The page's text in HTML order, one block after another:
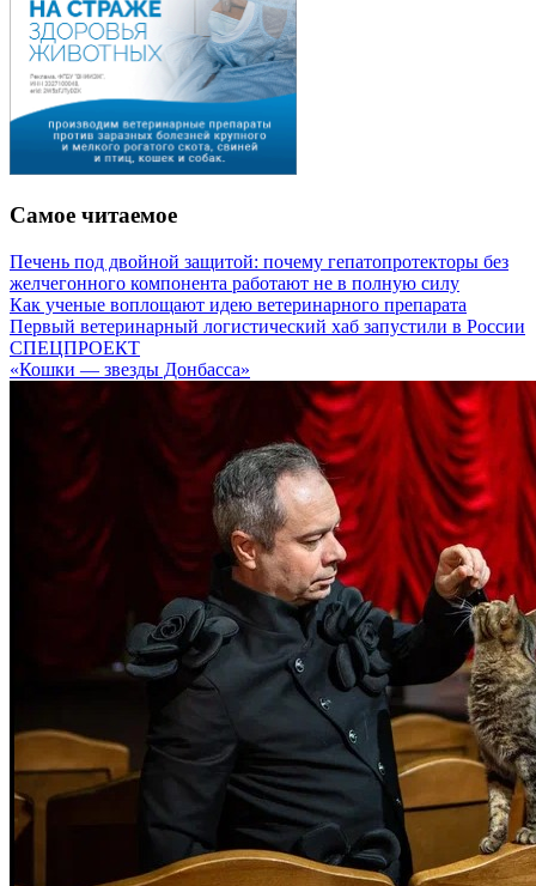
Самое читаемое
Печень под двойной защитой: почему гепатопротекторы без
желчегонного компонента работают не в полную силу
Как ученые воплощают идею ветеринарного препарата
Первый ветеринарный логистический хаб запустили в России
СПЕЦПРОЕКТ
«Кошки — звезды Донбасса»